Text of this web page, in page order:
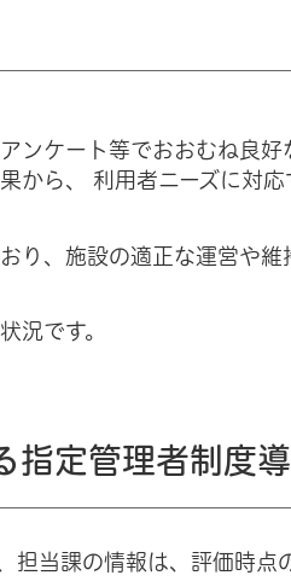
ンケート等でおおむね良好
から、 利用者ニーズに対
り、施設の適正な運営や維
況です。
指定管理者制度
担当課の情報は、評価時点